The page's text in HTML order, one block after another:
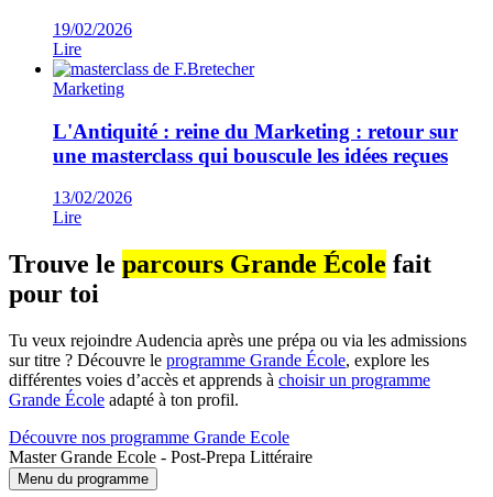
19/02/2026
Lire
Marketing
L'Antiquité : reine du Marketing : retour sur
une masterclass qui bouscule les idées reçues
13/02/2026
Lire
Trouve le parcours Grande École fait
pour toi
Tu veux rejoindre Audencia après une prépa ou via les admissions
sur titre ? Découvre le programme Grande École, explore les
différentes voies d’accès et apprends à choisir un programme
Grande École adapté à ton profil.
Découvre nos programme Grande Ecole
Master Grande Ecole - Post-Prepa Littéraire
Menu du programme